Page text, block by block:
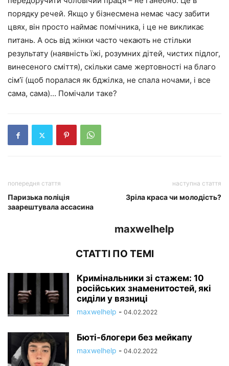
порядку речей. Якщо у бізнесмена немає часу забити
цвях, він просто наймає помічника, і це не викликає
питань. А ось від жінки часто чекають не стільки
результату (наявність їжі, розумних дітей, чистих підлог,
винесеного сміття), скільки саме жертовності на благо
сім’ї (щоб поралася як бджілка, не спала ночами, і все
сама, сама)… Помічали таке?
попередня стаття
Паризька поліція
заарештувала ассасина
наступна стаття
Зріла краса чи молодість?
maxwelhelp
СТАТТІ ПО ТЕМІ
Кримінальники зі стажем: 10
російських знаменитостей, які
сиділи у вязниці
maxwelhelp - 04.02.2022
Бюті-блогери без мейкапу
maxwelhelp - 04.02.2022